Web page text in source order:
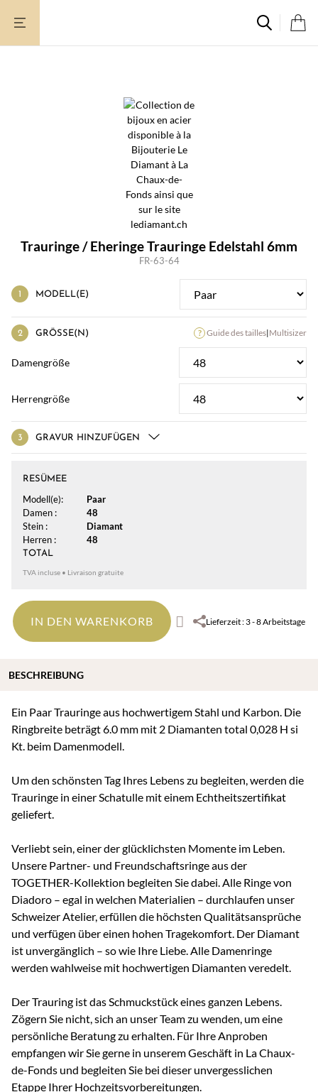
Inhalt
Trauringe / Eheringe Trauringe Edelstahl 6mm
FR-63-64
MODELL(E)
GRÖSSE(N) Guide des tailles|Multisizer
Damengröße
Herrengröße
GRAVUR HINZUFÜGEN
RESÜMEE
Modell(e):
Paar
Damen :
48
Stein :
Diamant
Herren :
48
TOTAL
TVA incluse • Livraison gratuite
IN DEN WARENKORB Lieferzeit : 3 - 8 Arbeitstage
Ein Paar Trauringe aus hochwertigem Stahl und Karbon. Die
Ringbreite beträgt 6.0 mm mit 2 Diamanten total 0,028 H si
Kt. beim Damenmodell.
Um den schönsten Tag Ihres Lebens zu begleiten, werden die
Trauringe in einer Schatulle mit einem Echtheitszertifikat
geliefert.
Verliebt sein, einer der glücklichsten Momente im Leben.
Unsere Partner- und Freundschaftsringe aus der
TOGETHER-Kollektion begleiten Sie dabei. Alle Ringe von
Diadoro – egal in welchen Materialien – durchlaufen unser
Schweizer Atelier, erfüllen die höchsten Qualitätsansprüche
und verfügen über einen hohen Tragekomfort. Der Diamant
ist unvergänglich – so wie Ihre Liebe. Alle Damenringe
werden wahlweise mit hochwertigen Diamanten veredelt.
Der Trauring ist das Schmuckstück eines ganzen Lebens.
Zögern Sie nicht, sich an unser Team zu wenden, um eine
persönliche Beratung zu erhalten. Für Ihre Anproben
empfangen wir Sie gerne in unserem Geschäft in La Chaux-
de-Fonds und begleiten Sie bei dieser unvergesslichen
Etappe Ihrer Hochzeitsvorbereitungen.
BESCHREIBUNG